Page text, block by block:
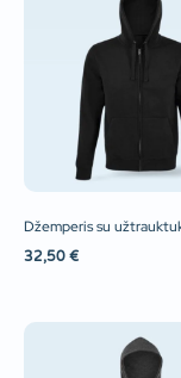
Džemperis su
32,50 €